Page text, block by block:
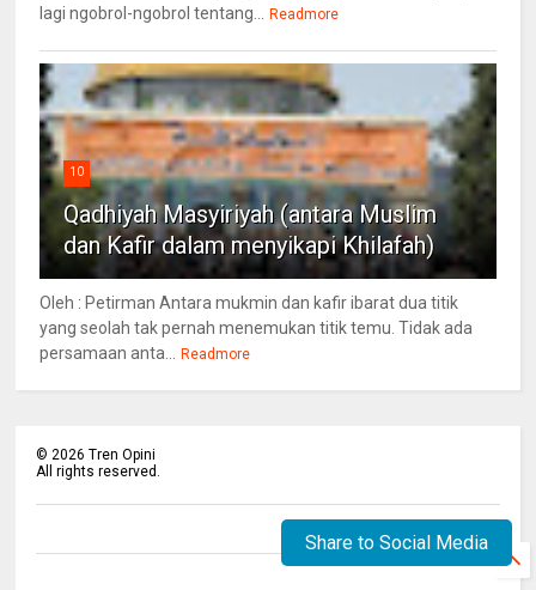
lagi ngobrol-ngobrol tentang...
Readmore
10
Qadhiyah Masyiriyah (antara Muslim
dan Kafir dalam menyikapi Khilafah)
Oleh : Petirman Antara mukmin dan kafir ibarat dua titik
yang seolah tak pernah menemukan titik temu. Tidak ada
persamaan anta...
Readmore
©2026 Tren Opini
All rights reserved.
Share to Social Media